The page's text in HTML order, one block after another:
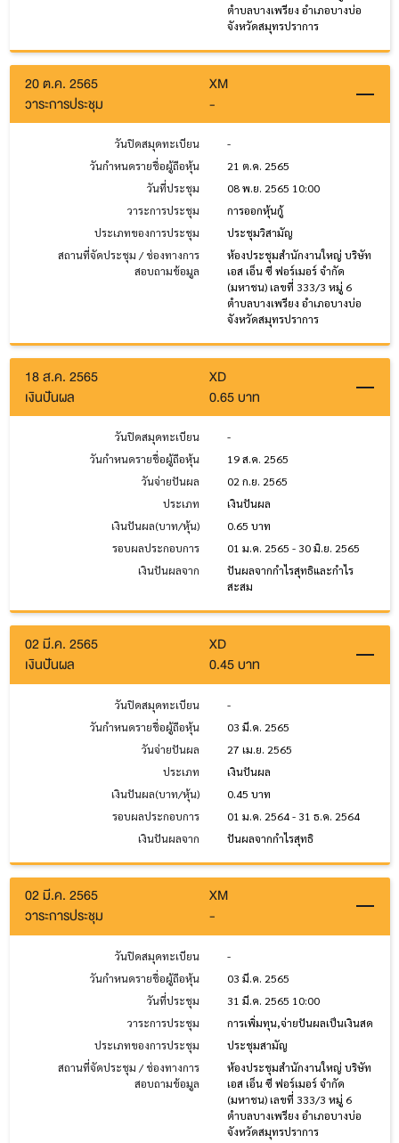
ตำบลบางเพรียง อำเภอบางบ่อ
จังหวัดสมุทรปราการ
20 ต.ค. 2565
XM
วาระการประชุม
-
วันปิดสมุดทะเบียน
-
วันกำหนดรายชื่อผู้ถือหุ้น
21 ต.ค. 2565
วันที่ประชุม
08 พ.ย. 2565 10:00
วาระการประชุม
การออกหุ้นกู้
ประเภทของการประชุม
ประชุมวิสามัญ
สถานที่จัดประชุม / ช่องทางการ
สอบถามข้อมูล
ห้องประชุมสำนักงานใหญ่ บริษัท
เอส เอ็น ซี ฟอร์เมอร์ จำกัด
(มหาชน) เลขที่ 333/3 หมู่ 6
ตำบลบางเพรียง อำเภอบางบ่อ
จังหวัดสมุทรปราการ
18 ส.ค. 2565
XD
เงินปันผล
0.65 บาท
วันปิดสมุดทะเบียน
-
วันกำหนดรายชื่อผู้ถือหุ้น
19 ส.ค. 2565
วันจ่ายปันผล
02 ก.ย. 2565
ประเภท
เงินปันผล
เงินปันผล(บาท/หุ้น)
0.65 บาท
รอบผลประกอบการ
01 ม.ค. 2565 - 30 มิ.ย. 2565
เงินปันผลจาก
ปันผลจากกำไรสุทธิและกำไร
สะสม
02 มี.ค. 2565
XD
เงินปันผล
0.45 บาท
วันปิดสมุดทะเบียน
-
วันกำหนดรายชื่อผู้ถือหุ้น
03 มี.ค. 2565
วันจ่ายปันผล
27 เม.ย. 2565
ประเภท
เงินปันผล
เงินปันผล(บาท/หุ้น)
0.45 บาท
รอบผลประกอบการ
01 ม.ค. 2564 - 31 ธ.ค. 2564
เงินปันผลจาก
ปันผลจากกำไรสุทธิ
02 มี.ค. 2565
XM
วาระการประชุม
-
วันปิดสมุดทะเบียน
-
วันกำหนดรายชื่อผู้ถือหุ้น
03 มี.ค. 2565
วันที่ประชุม
31 มี.ค. 2565 10:00
วาระการประชุม
การเพิ่มทุน,จ่ายปันผลเป็นเงินสด
ประเภทของการประชุม
ประชุมสามัญ
สถานที่จัดประชุม / ช่องทางการ
สอบถามข้อมูล
ห้องประชุมสำนักงานใหญ่ บริษัท
เอส เอ็น ซี ฟอร์เมอร์ จำกัด
(มหาชน) เลขที่ 333/3 หมู่ 6
ตำบลบางเพรียง อำเภอบางบ่อ
จังหวัดสมุทรปราการ